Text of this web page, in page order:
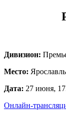
Дивизион:
Место:
Дата: 27 июня,
Онлайн-